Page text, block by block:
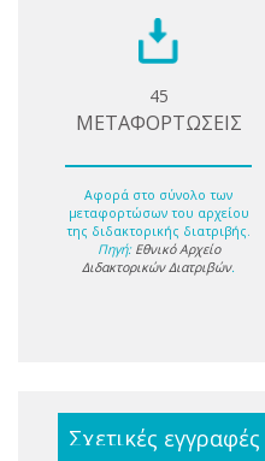
45
ΜΕΤΑΦΟΡΤΩΣΕΙΣ
Αφορά στο σύνολο των
μεταφορτώσων του αρχείου
της διδακτορικής διατριβής.
Πηγή: Εθνικό Αρχείο
Διδακτορικών Διατριβών.
Σχετικές εγγραφές